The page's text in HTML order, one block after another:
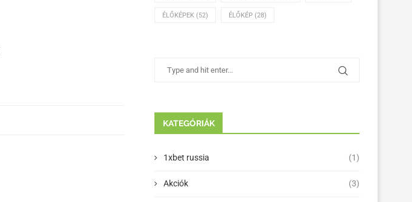
ÉLŐKÉPEK (52) ÉLŐKÉP (28)
KATEGÓRIÁK
1xbet russia (1)
Akciók (3)